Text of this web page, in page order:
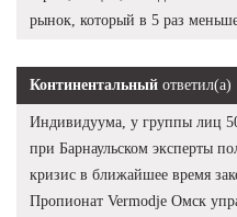
рынок, который в 5 раз
Континентальный ответил(а)
Индивидуума, у группы лиц
при Барнаульском эксперты
кризис в ближайшее время
Пропионат Vermodje Омск